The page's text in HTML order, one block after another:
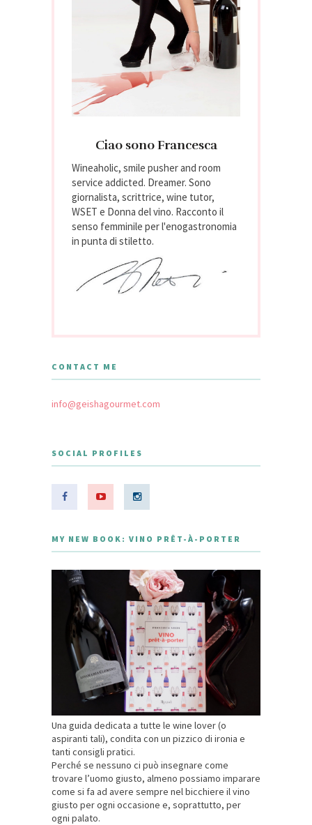
Ciao sono Francesca
Wineaholic, smile pusher and room
service addicted. Dreamer. Sono
giornalista, scrittrice, wine tutor,
WSET e Donna del vino. Racconto il
senso femminile per l'enogastronomia
in punta di stiletto.
CONTACT ME
info@geishagourmet.com
SOCIAL PROFILES
MY NEW BOOK: VINO PRÊT-À-PORTER
Una guida dedicata a tutte le wine lover (o
aspiranti tali), condita con un pizzico di ironia e
tanti consigli pratici.
Perché se nessuno ci può insegnare come
trovare l’uomo giusto, almeno possiamo imparare
come si fa ad avere sempre nel bicchiere il vino
giusto per ogni occasione e, soprattutto, per
ogni palato.